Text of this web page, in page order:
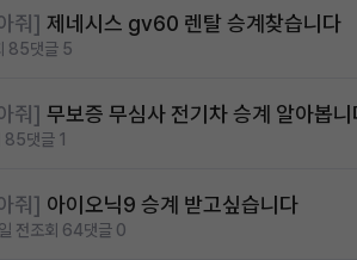
줘] 제네시스 gv60 렌탈 승계찾습니다
85댓글 5
줘] 무보증 무심사 전기차 승계 알아봅니
85댓글 1
줘] 아이오닉9 승계 받고싶습니다
전조회 64댓글 0